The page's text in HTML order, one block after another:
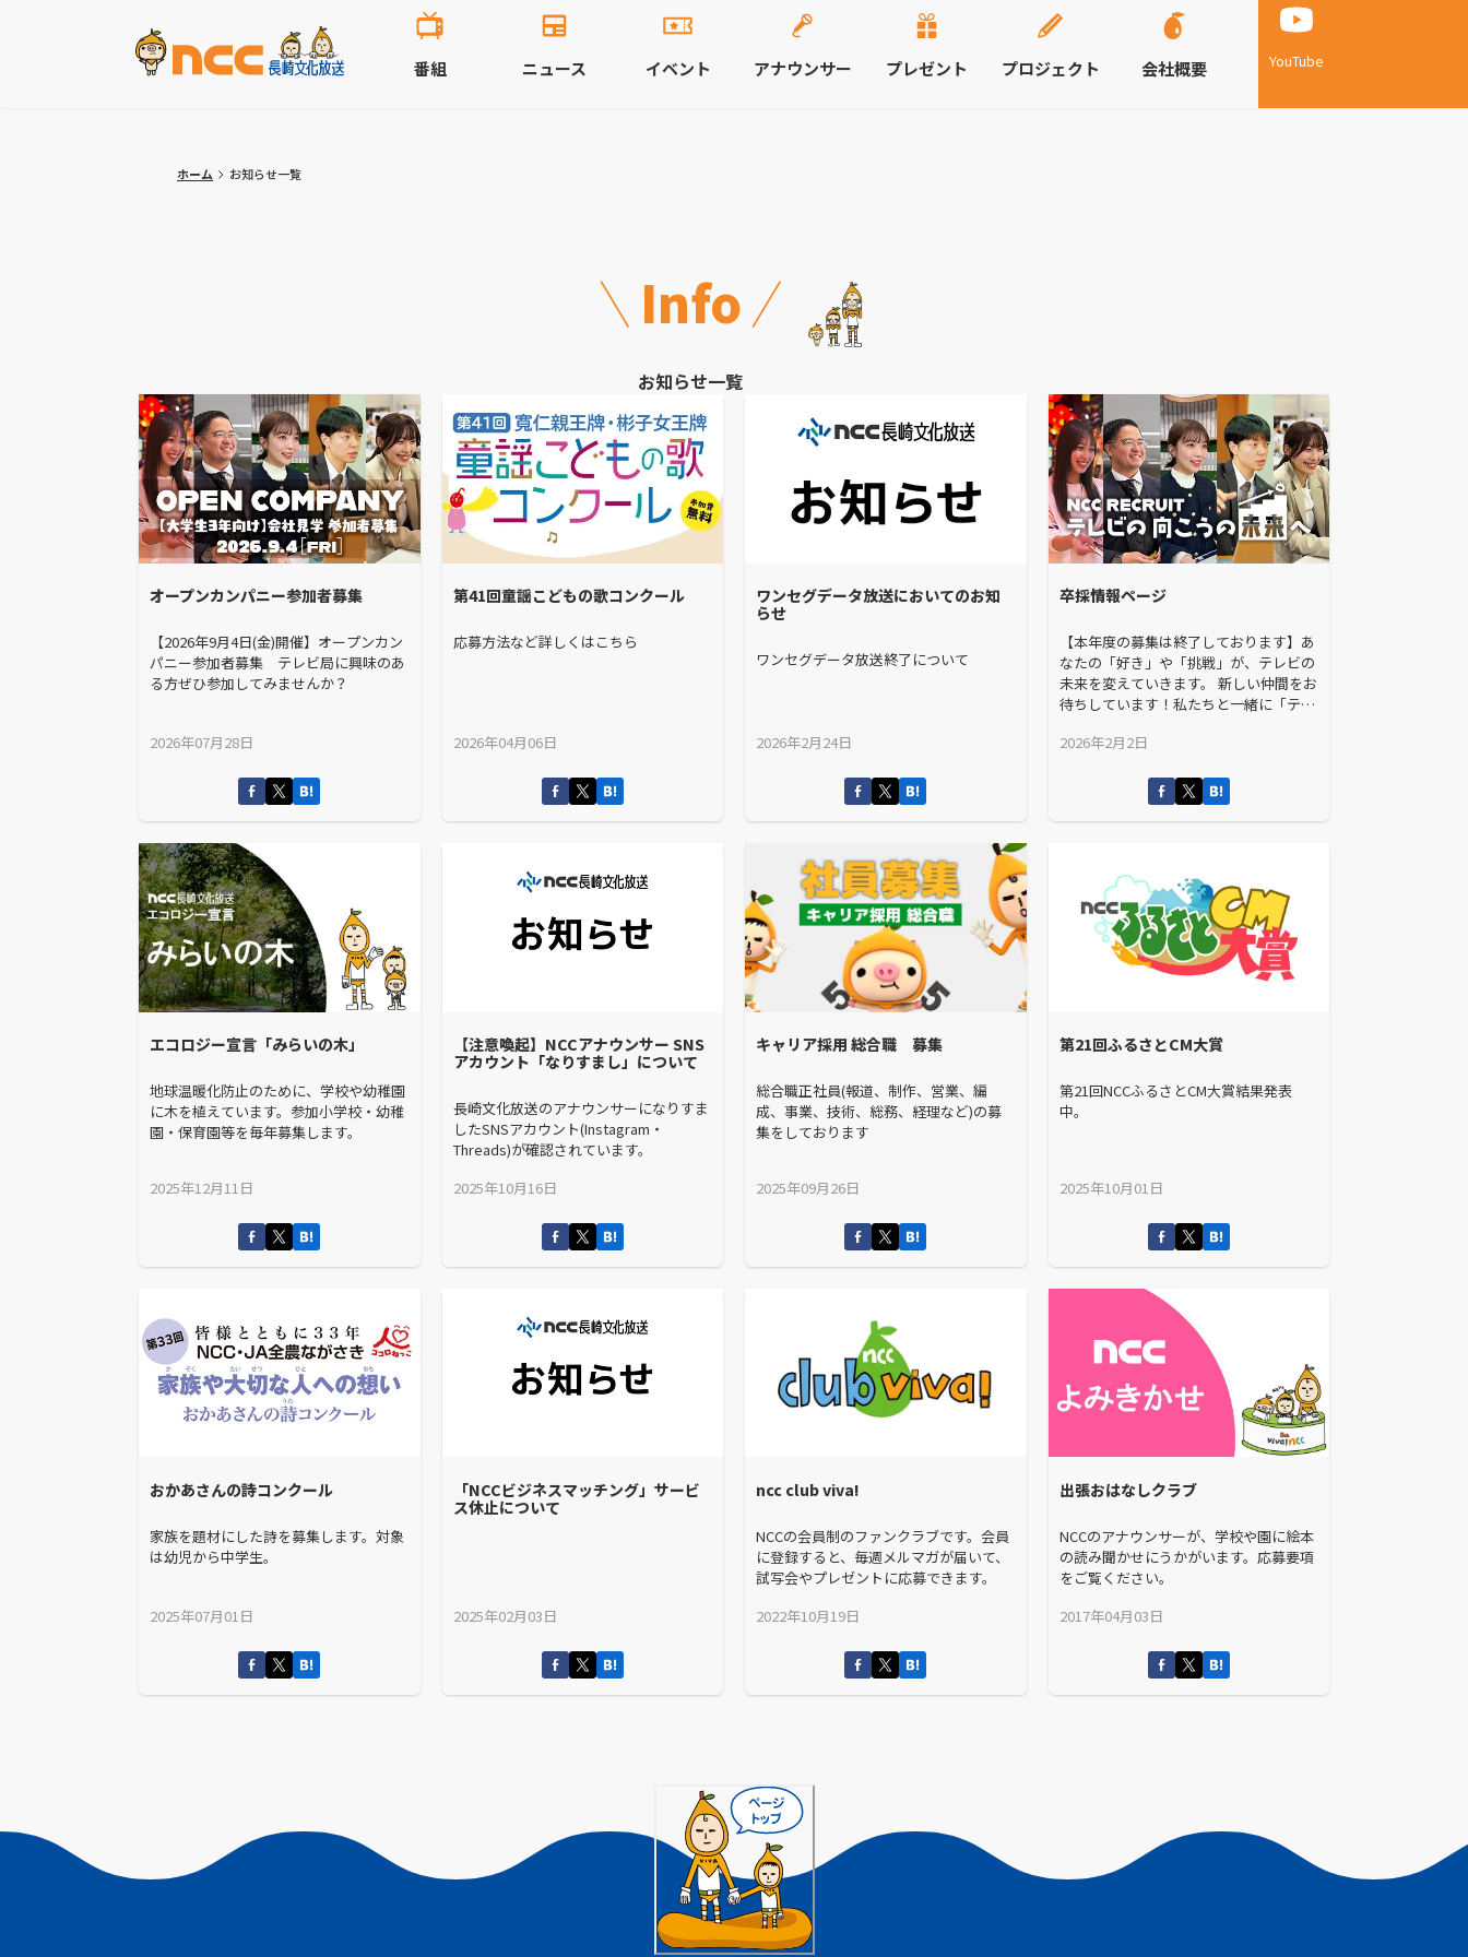
YouTube
番組 ニュース イベント アナウンサー プレゼント プロジェクト 会社概要
ホーム お知らせ一覧
Info
お知らせ一覧
オープンカンパニー参加者募集
【2026年9月4日(金)開催】オープンカン
パニー参加者募集 テレビ局に興味のあ
る方ぜひ参加してみませんか？
2026年07月28日
第41回童謡こどもの歌コンクール
応募方法など詳しくはこちら
2026年04月06日
ワンセグデータ放送においてのお知
らせ
ワンセグデータ放送終了について
2026年2月24日
卒採情報ページ
【本年度の募集は終了しております】あ
なたの「好き」や「挑戦」が、テレビの
未来を変えていきます。 新しい仲間をお
待ちしています！私たちと一緒に「テレ
う。
2026年2月2日
エコロジー宣言「みらいの木」
地球温暖化防止のために、学校や幼稚園
に木を植えています。参加小学校・幼稚
園・保育園等を毎年募集します。
2025年12月11日
【注意喚起】NCCアナウンサー SNS
アカウント「なりすまし」について
長崎文化放送のアナウンサーになりすま
したSNSアカウント(Instagram・
Threads)が確認されています。
2025年10月16日
キャリア採用 総合職 募集
総合職正社員(報道、制作、営業、編
成、事業、技術、総務、経理など)の募
集をしております
2025年09月26日
第21回ふるさとCM大賞
第21回NCCふるさとCM大賞結果発表
中。
2025年10月01日
おかあさんの詩コンクール
家族を題材にした詩を募集します。対象
は幼児から中学生。
2025年07月01日
「NCCビジネスマッチング」サービ
ス休止について
2025年02月03日
ncc club viva!
NCCの会員制のファンクラブです。会員
に登録すると、毎週メルマガが届いて、
試写会やプレゼントに応募できます。
2022年10月19日
出張おはなしクラブ
NCCのアナウンサーが、学校や園に絵本
の読み聞かせにうかがいます。応募要項
をご覧ください。
2017年04月03日